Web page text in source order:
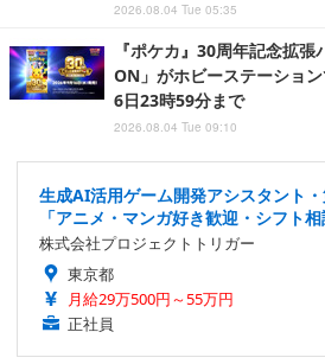
2026.08.04 Tue 05:35
『ポケカ』30周年記念拡
ON」がホビーステーショ
6日23時59分まで
2026.08.04 Tue 09:10
生成AI活用ゲーム開発アシスタント
「アニメ・マンガ好き歓迎・シフト
株式会社プロジェクトトリガー
東京都
月給29万500円～55万円
正社員